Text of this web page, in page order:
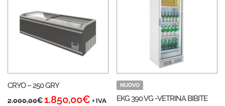
CRYO – 250 GRY
2.000,00€ Il
1.850,00€ Il+ IVA
NUOVO
EKG 390 VG -VETRINA BIBITE